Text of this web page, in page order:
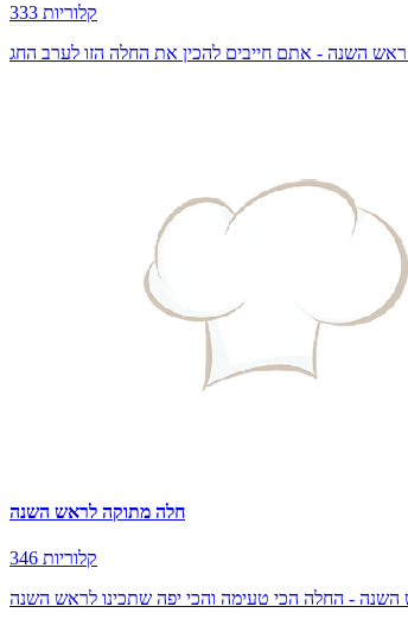
333 קלוריות
השנה - אתם חייבים להכין את החלה הזו לערב החג
חלה מתוקה לראש השנה
346 קלוריות
השנה - החלה הכי טעימה והכי יפה שתכינו לראש השנה